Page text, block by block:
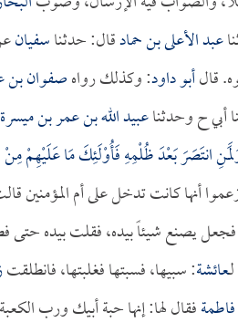
عبد الأعلى بن حمادقال: حدثناسفيان
قالأبو داود: وكذلك رواهصفوان
أبي ح وحدثناعبيد الله بن عمر بن ميسرة
انتَصَرَ بَعْدَ ظُلْمِهِ فَأُوْلَئِكَ مَا عَلَيْهِمْ
أنها كانت تدخل على أم المؤمنين
يصنع شيئاً بيده، فقلت بيده حتى
عائشة: سبيها، فسبتها فغلبتها، فانطلقت
فاطمةفقال لها: إنها حبة أبيك ورب